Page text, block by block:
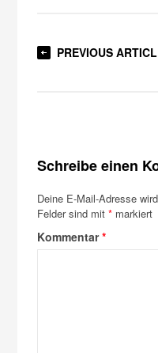
PREVIOUS
Schreibe einen
Deine E-Mail-Adresse
Felder sind mit* markiert
Kommentar*